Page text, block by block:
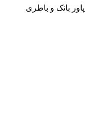
پاور بانک و باطری